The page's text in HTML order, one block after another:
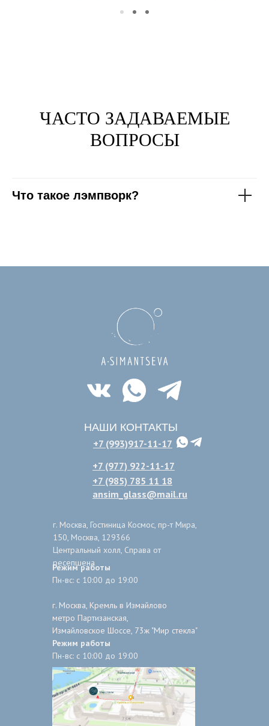
ЧАСТО ЗАДАВАЕМЫЕ
ВОПРОСЫ
Что такое лэмпворк?
НАШИ КОНТАКТЫ
+7 (993)917-11-17
+7 (985) 785 11 18
г. Москва, Гостиница Космос, пр-т Мира,
150, Москва, 129366
Центральный холл, Справа от
ресепшена
Режим работы
Пн-вс: с 10:00 до 19:00
г. Москва, Кремль в Измайлово
метро Партизанская,
Измайловское Шоссе, 73ж "Мир стекла"
Режим работы
Пн-вс: с 10:00 до 19:00
ansim_glass@mail.ru
+7 (977) 922-11-17